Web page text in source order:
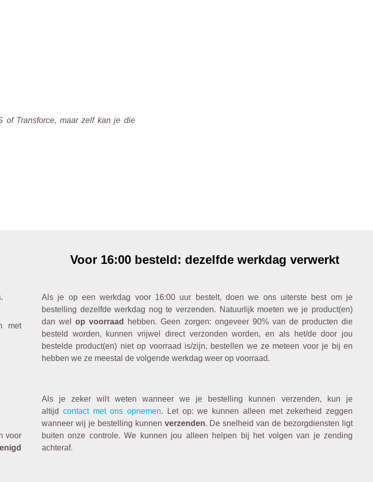
of Transforce, maar zelf kan je die
Voor 16:00 besteld: dezelfde werkdag verwerkt
met
voor
Als je op een werkdag voor 16:00 uur bestelt, doen we ons uiterste best om je
bestelling dezelfde werkdag nog te verzenden. Natuurlijk moeten we je product(en)
dan welop voorraad
hebben. Geen zorgen: ongeveer 90% van de producten die
besteld worden, kunnen vrijwel direct verzonden worden, en als het/de door jou
bestelde product(en) niet op voorraad is/zijn, bestellen we ze meteen voor je bij en
hebben we ze meestal de volgende werkdag weer op voorraad.
Als je zeker wilt weten wanneer we je bestelling kunnen verzenden, kun je
altijd contact met ons opnemen. Let op: we kunnen alleen met zekerheid zeggen
wanneer wij je bestelling kunnen verzenden. De snelheid van de bezorgdiensten ligt
buiten onze controle. We kunnen jou alleen helpen bij het volgen van je zending
achteraf.